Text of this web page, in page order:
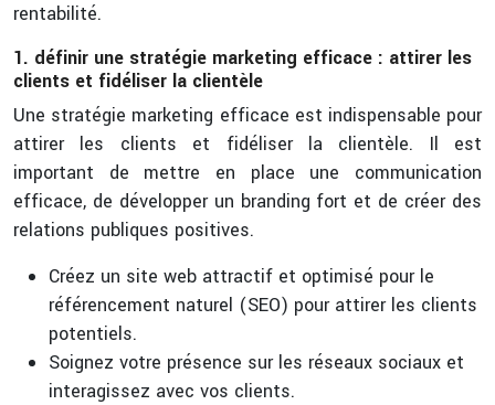
rentabilité.
1. définir une stratégie marketing efficace : attirer les
clients et fidéliser la clientèle
Une stratégie marketing efficace est indispensable pour
attirer les clients et fidéliser la clientèle. Il est
important de mettre en place une communication
efficace, de développer un branding fort et de créer des
relations publiques positives.
Créez un site web attractif et optimisé pour le
référencement naturel (SEO) pour attirer les clients
potentiels.
Soignez votre présence sur les réseaux sociaux et
interagissez avec vos clients.